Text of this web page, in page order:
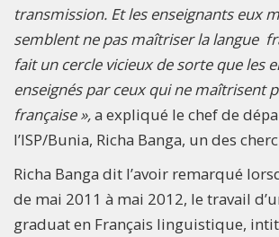
transmission. Et les enseignants eux
semblent ne pas maîtriser la langue
fait un cercle vicieux de sorte que les
enseignés par ceux qui ne maîtrisent
française »,a expliqué le chef de
l’ISP/Bunia, Richa Banga, un des
Richa Banga dit l’avoir remarqué
de mai 2011 à mai 2012, le travail
graduat en Français linguistique,